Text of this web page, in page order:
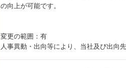
の向上が可能です。
変更の範囲：有
人事異動・出向等により、当社及び出向